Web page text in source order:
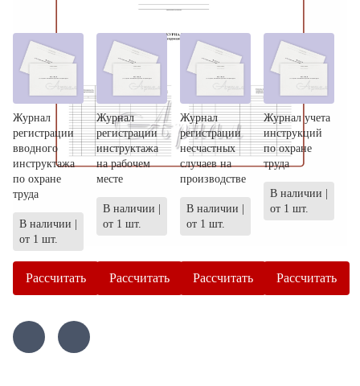
Журнал
регистрации
вводного
инструктажа
по охране
труда
В наличии |
от 1 шт.
Рассчитать
Журнал
регистрации
инструктажа
на рабочем
месте
В наличии |
от 1 шт.
Рассчитать
Журнал
регистрации
несчастных
случаев на
производстве
В наличии |
от 1 шт.
Рассчитать
Журнал учета
инструкций
по охране
труда
В наличии |
от 1 шт.
Рассчитать